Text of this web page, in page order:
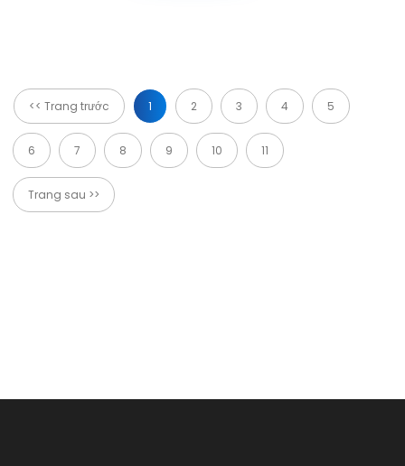
<< Trang trước 1 2 3 4 5
6 7 8 9 10 11
Trang sau >>